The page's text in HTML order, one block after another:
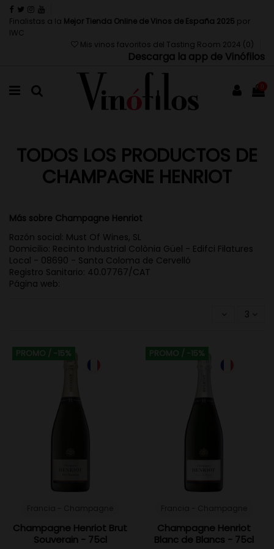
Finalistas a la Mejor Tienda Online de Vinos de España 2025 por
IWC
Mis vinos favoritos del Tasting Room 2024 (0 )
Descarga la app de Vinófilos
0
TODOS LOS PRODUCTOS DE
CHAMPAGNE HENRIOT
Más sobre Champagne Henriot
Razón social: Must Of Wines, SL
Domicilio: Recinto Industrial Colònia Güel - Edifci Filatures
Local - 08690 - Santa Coloma de Cervelló
Registro Sanitario: 40.07767/CAT
Página web:
3
PROMO / -15%
Champagne Henriot Brut
Souverain - 75cl
PROMO / -15%
Champagne Henriot
Blanc de Blancs - 75cl